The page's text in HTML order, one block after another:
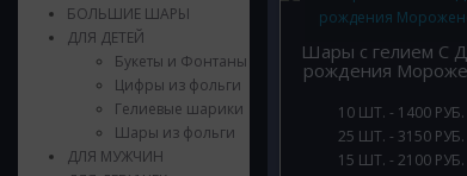
БОЛЬШИЕ ШАРЫ
ДЛЯ ДЕТЕЙ
Букеты и Фонтаны
Цифры из фольги
Гелиевые шарики
Шары из фольги
ДЛЯ МУЖЧИН
Шары с гелием С
рождения
10 ШТ. - 1400 РУБ.
15 ШТ. - 2100 РУБ.
25 ШТ. - 3150 РУБ.